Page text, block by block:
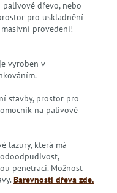
palivové dřevo, nebo
pro uskladnění
provedení!
vyroben v
stavby, prostor pro
na palivové
lazury, která má
penetraci. Možnost
Barevnosti dřeva zde.